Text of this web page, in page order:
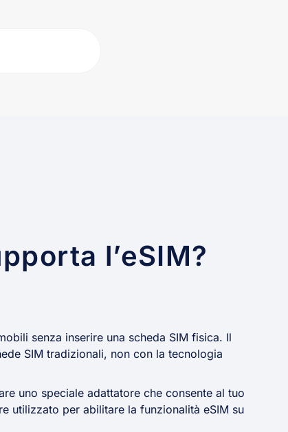
l’eSIM?
senza inserire una scheda SIM fisica. Il
SIM tradizionali, non con la tecnologia
uno speciale adattatore che consente al tuo
utilizzato per abilitare la funzionalità eSIM su